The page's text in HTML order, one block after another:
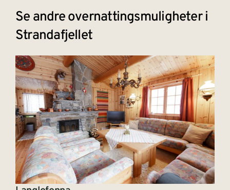
Se andre overnattingsmuligheter i
Strandafjellet